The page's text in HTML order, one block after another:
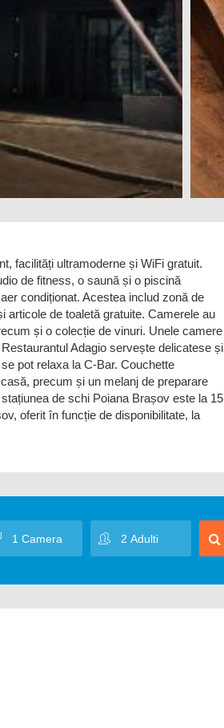
facilități ultramoderne și WiFi gratuit.
de fitness, o saună și o piscină
condiționat. Acestea includ zonă de
articole de toaletă gratuite. Camerele au
și o colecție de vinuri. Unele camere
Adagio servește delicatese și
pot relaxa la C-Bar. Couchette
precum și un melanj de preparare
de schi Poiana Brașov este la 15
oferit în funcție de disponibilitate, la